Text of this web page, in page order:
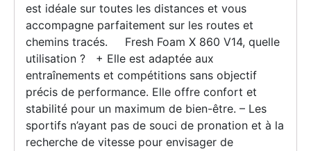
est idéale sur toutes les distances et vous
accompagne parfaitement sur les routes et
chemins tracés. Fresh Foam X 860 V14, quelle
utilisation ? + Elle est adaptée aux
entraînements et compétitions sans objectif
précis de performance. Elle offre confort et
stabilité pour un maximum de bien-être. – Les
sportifs n’ayant pas de souci de pronation et à la
recherche de vitesse pour envisager de